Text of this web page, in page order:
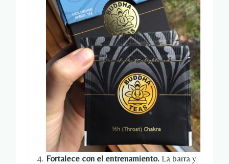
Fortalece con el entrenamiento. La barra y